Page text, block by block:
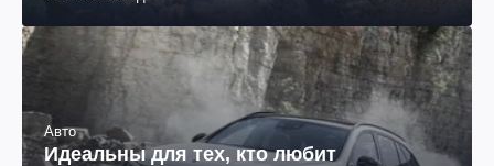
Авто
Идеальны для тех, кто любит